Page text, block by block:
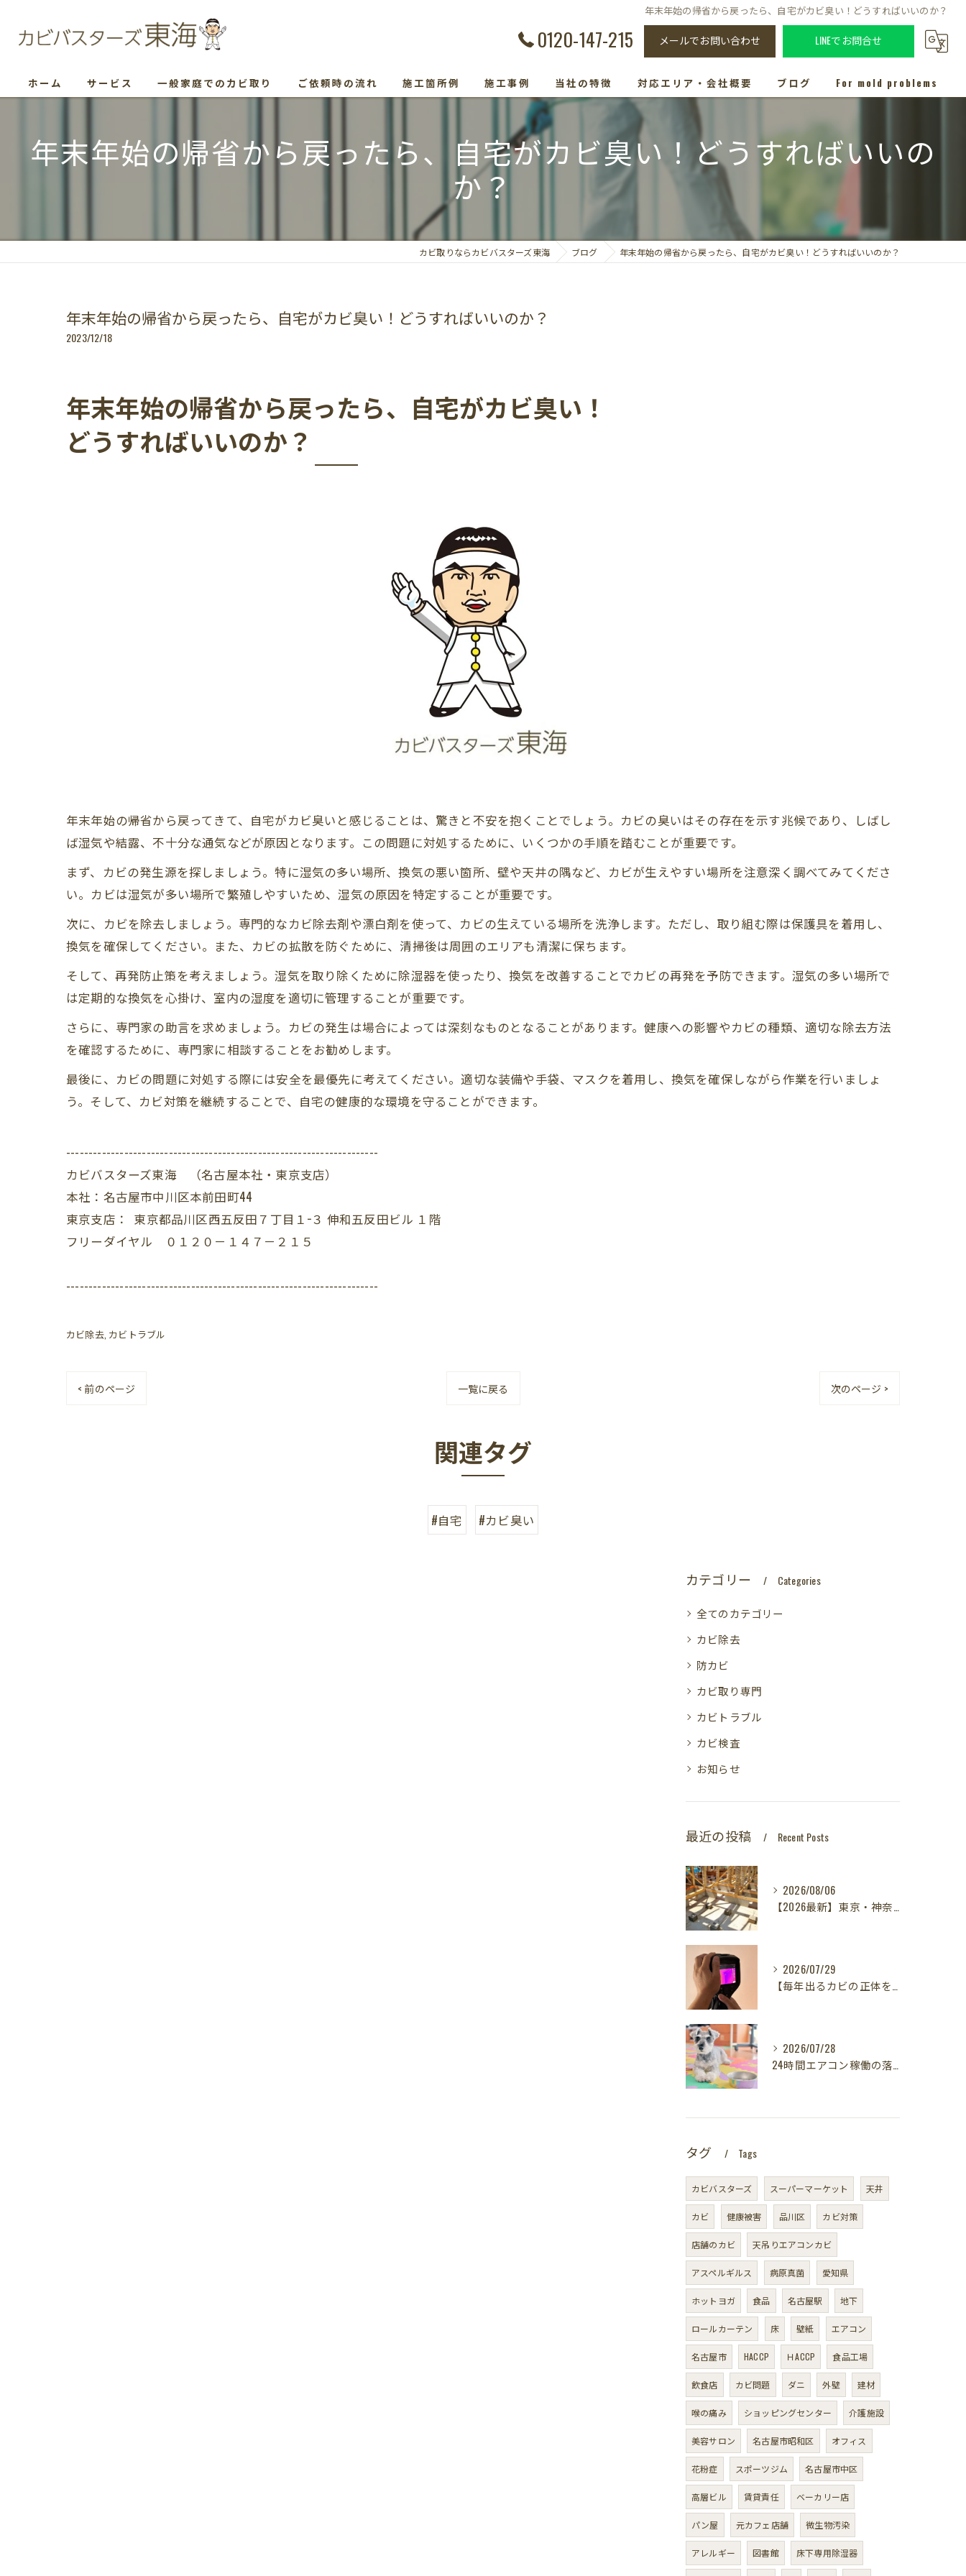
年末年始の帰省から戻ったら、自宅がカビ臭い！どうすればいいのか？
0120-147-215 メールでお問い合わせ LINEでお問合せ
ホーム サービス 一般家庭でのカビ取り ご依頼時の流れ 施工箇所例 施工事例 当社の特徴
防カビ
カビ取り専門
カビ検査
対応エリア・会社概要 ブログ For mold problems
年末年始の帰省から戻ったら、自宅がカビ臭い！どうすればいいの
か？
カビ取りならカビバスターズ東海 ブログ 年末年始の帰省から戻ったら、自宅がカビ臭い！どうすればいいのか？
年末年始の帰省から戻ったら、自宅がカビ臭い！どうすればいいのか？
2023/12/18
年末年始の帰省から戻ったら、自宅がカビ臭い！
どうすればいいのか？
年末年始の帰省から戻ってきて、自宅がカビ臭いと感じることは、驚きと不安を抱くことでしょう。カビの臭いはその存在を示す兆候であり、しばし
ば湿気や結露、不十分な通気などが原因となります。この問題に対処するために、いくつかの手順を踏むことが重要です。
まず、カビの発生源を探しましょう。特に湿気の多い場所、換気の悪い箇所、壁や天井の隅など、カビが生えやすい場所を注意深く調べてみてくださ
い。カビは湿気が多い場所で繁殖しやすいため、湿気の原因を特定することが重要です。
次に、カビを除去しましょう。専門的なカビ除去剤や漂白剤を使って、カビの生えている場所を洗浄します。ただし、取り組む際は保護具を着用し、
換気を確保してください。また、カビの拡散を防ぐために、清掃後は周囲のエリアも清潔に保ちます。
そして、再発防止策を考えましょう。湿気を取り除くために除湿器を使ったり、換気を改善することでカビの再発を予防できます。湿気の多い場所で
は定期的な換気を心掛け、室内の湿度を適切に管理することが重要です。
さらに、専門家の助言を求めましょう。カビの発生は場合によっては深刻なものとなることがあります。健康への影響やカビの種類、適切な除去方法
を確認するために、専門家に相談することをお勧めします。
最後に、カビの問題に対処する際には安全を最優先に考えてください。適切な装備や手袋、マスクを着用し、換気を確保しながら作業を行いましょ
う。そして、カビ対策を継続することで、自宅の健康的な環境を守ることができます。
----------------------------------------------------------------------
カビバスターズ東海 （名古屋本社・東京支店）
本社：名古屋市中川区本前田町44
東京支店： 東京都品川区西五反田７丁目１−３ 伸和五反田ビル １階
フリーダイヤル ０１２０－１４７－２１５
----------------------------------------------------------------------
カビ除去 カビトラブル
< 前のページ 一覧に戻る 次のページ >
関連タグ
#自宅 #カビ臭い
カテゴリー Categories
全てのカテゴリー
カビ除去
防カビ
カビ取り専門
カビトラブル
カビ検査
お知らせ
最近の投稿 Recent Posts
2026/08/06
【2026最新】東京・神奈川・千葉・埼玉の新築に異変？！引き渡し前カビ検査が必須な理由｜3万円で数千万円の資産を守る究極の安心術✨
2026/07/29
【毎年出るカビの正体を暴く！】カビ取りは当たり前✨再発を防ぐ「徹底原因追及」の裏側とは？水漏れサーモグラフィー調査の威力！
2026/07/28
24時間エアコン稼働の落とし穴！夏型壁内結露から大切な愛犬の健康を守る方法
タグ Tags
カビバスターズ スーパーマーケット 天井
カビ 健康被害 品川区 カビ対策
店舗のカビ 天吊りエアコンカビ
アスペルギルス 病原真菌 愛知県
ホットヨガ 食品 名古屋駅 地下
ロールカーテン 床 壁紙 エアコン
名古屋市 HACCP ＨACCP 食品工場
飲食店 カビ問題 ダニ 外壁 建材
喉の痛み ショッピングセンター 介護施設
美容サロン 名古屋市昭和区 オフィス
花粉症 スポーツジム 名古屋市中区
高層ビル 賃貸責任 ベーカリー店
パン屋 元カフェ店舗 微生物汚染
アレルギー 図書館 床下専用除湿器